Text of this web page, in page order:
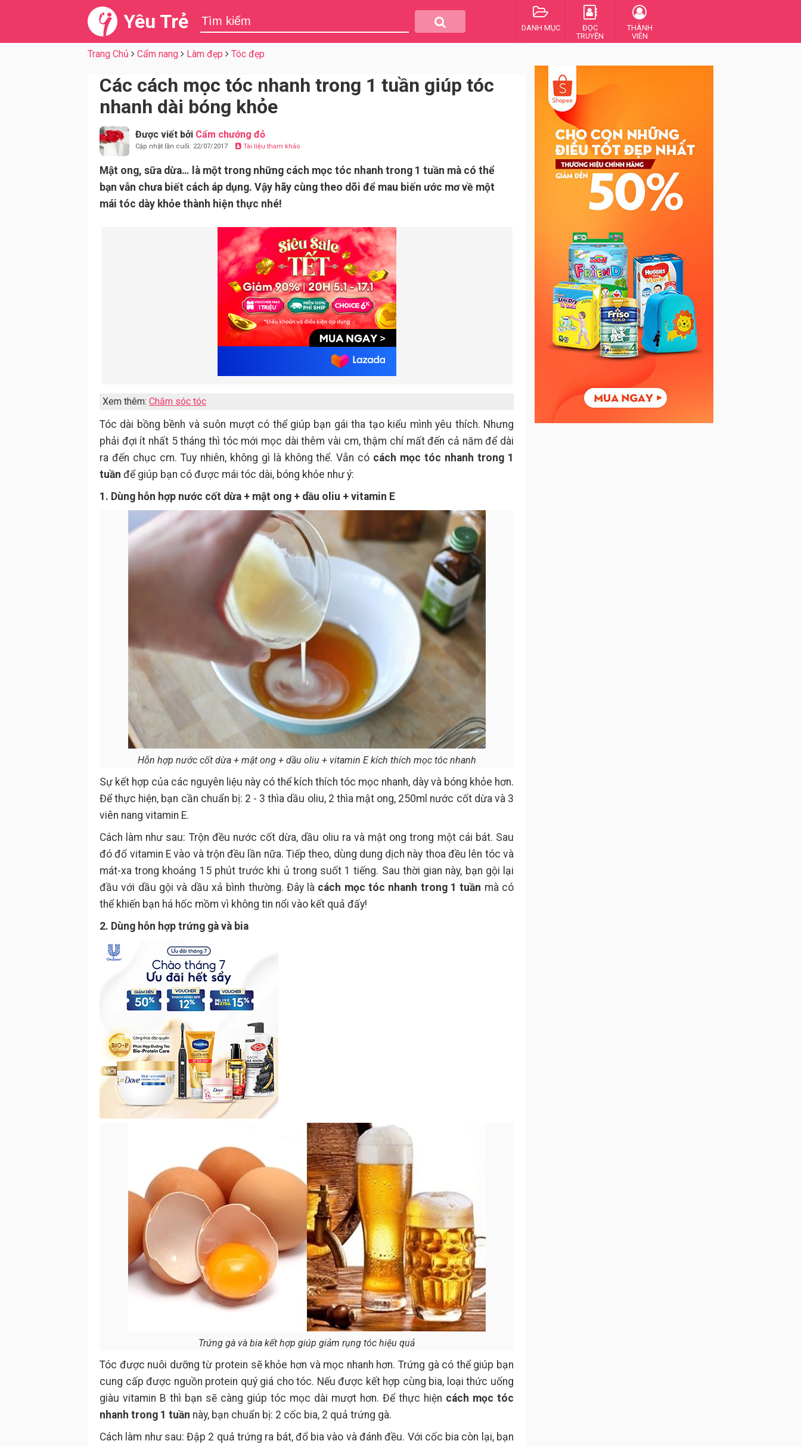
Yêu Trẻ DANH MỤC
ĐỌC
TRUYỆN
THÀNH
VIÊN
Trang Chủ Cẩm nang Làm đẹp Tóc đẹp
Các cách mọc tóc nhanh trong 1 tuần giúp tóc
nhanh dài bóng khỏe
Được viết bởi Cẩm chướng đỏ
Cập nhật lần cuối: 22/07/2017 Tài liệu tham khảo
Mật ong, sữa dừa… là một trong những cách mọc tóc nhanh trong 1 tuần mà có thể
bạn vẫn chưa biết cách áp dụng. Vậy hãy cùng theo dõi để mau biến ước mơ về một
mái tóc dày khỏe thành hiện thực nhé!
Xem thêm: Chăm sóc tóc
Tóc dài bồng bềnh và suôn mượt có thể giúp bạn gái tha tạo kiểu mình yêu thích. Nhưng
phải đợi ít nhất 5 tháng thì tóc mới mọc dài thêm vài cm, thậm chí mất đến cả năm để dài
ra đến chục cm. Tuy nhiên, không gì là không thể. Vẫn có cách mọc tóc nhanh trong 1
tuần để giúp bạn có được mái tóc dài, bóng khỏe như ý:
1. Dùng hỗn hợp nước cốt dừa + mật ong + dầu oliu + vitamin E
Hỗn hợp nước cốt dừa + mật ong + dầu oliu + vitamin E kích thích mọc tóc nhanh
Sự kết hợp của các nguyên liệu này có thể kích thích tóc mọc nhanh, dày và bóng khỏe hơn.
Để thực hiện, bạn cần chuẩn bị: 2 - 3 thìa dầu oliu, 2 thìa mật ong, 250ml nước cốt dừa và 3
viên nang vitamin E.
Cách làm như sau: Trộn đều nước cốt dừa, dầu oliu ra và mật ong trong một cái bát. Sau
đó đổ vitamin E vào và trộn đều lần nữa. Tiếp theo, dùng dung dịch này thoa đều lên tóc và
mát-xa trong khoảng 15 phút trước khi ủ trong suốt 1 tiếng. Sau thời gian này, bạn gội lại
đầu với dầu gội và dầu xả bình thường. Đây là cách mọc tóc nhanh trong 1 tuần mà có
thể khiến bạn há hốc mồm vì không tin nổi vào kết quả đấy!
2. Dùng hỗn hợp trứng gà và bia
Trứng gà và bia kết hợp giúp giảm rụng tóc hiệu quả
Tóc được nuôi dưỡng từ protein sẽ khỏe hơn và mọc nhanh hơn. Trứng gà có thể giúp bạn
cung cấp được nguồn protein quý giá cho tóc. Nếu được kết hợp cùng bia, loại thức uống
giàu vitamin B thì bạn sẽ càng giúp tóc mọc dài mượt hơn. Để thực hiện cách mọc tóc
nhanh trong 1 tuần này, bạn chuẩn bị: 2 cốc bia, 2 quả trứng gà.
Cách làm như sau: Đập 2 quả trứng ra bát, đổ bia vào và đánh đều. Với cốc bia còn lại, bạn